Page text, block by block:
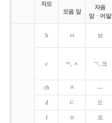
자모
모음 앞
자음
앞ㆍ어말
b ㅂ 브
c ㅋ, ㅅ ㄱ, 크
ch ㅊ ―
d ㄷ 드
f ㅍ 프